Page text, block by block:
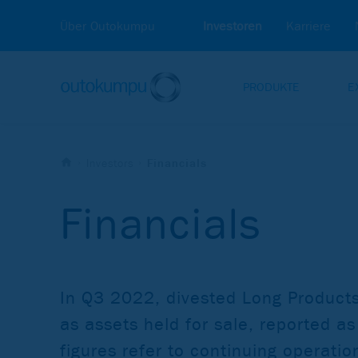
Über Outokumpu Investoren Karriere
PRODUKTE
Financials
In Q3 2022, divested Long
as assets held for sale, reported
figures refer to continuing